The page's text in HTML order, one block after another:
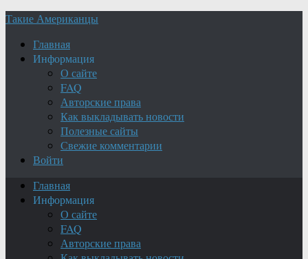
Такие Американцы
Главная
Информация
О сайте
FAQ
Авторские права
Как выкладывать новости
Полезные сайты
Свежие комментарии
Войти
Главная
Информация
О сайте
FAQ
Авторские права